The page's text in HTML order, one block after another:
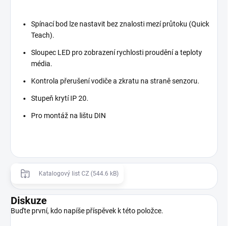
Spínací bod lze nastavit bez znalosti mezí průtoku (Quick
Teach).
Sloupec LED pro zobrazení rychlosti proudění a teploty
média.
Kontrola přerušení vodiče a zkratu na straně senzoru.
Stupeň krytí IP 20.
Pro montáž na lištu DIN
Katalogový list CZ (544.6 kB)
Diskuze
Buďte první, kdo napíše příspěvek k této položce.